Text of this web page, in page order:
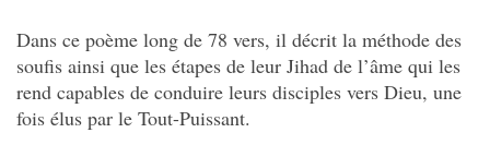
Dans ce poème long de 78 vers, il décrit la méthode des
soufis ainsi que les étapes de leur Jihad de l’âme qui les
rend capables de conduire leurs disciples vers Dieu, une
fois élus par le Tout-Puissant.